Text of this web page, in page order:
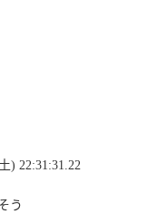
) 22:31:31.22
う